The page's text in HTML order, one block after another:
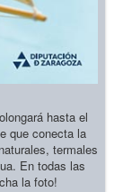
hasta el
que conecta la
termales
En todas las
la foto!